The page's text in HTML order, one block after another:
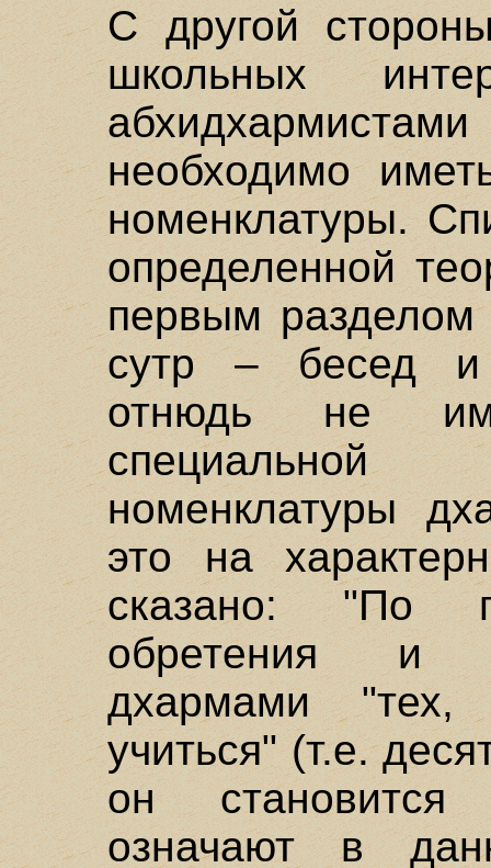
С другой
школьных
необходимо
номенклатуры.
определенной
первым разделом
сутр – бесед и
отнюдь не
специальной
номенклатуры
это на
сказано: "По
обретения и
дхармами
учиться" (т.е.
он становится
означают в